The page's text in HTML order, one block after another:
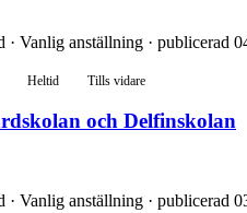
· Vanlig anställning · publicerad
Heltid Tills vidare
och Delfinskolan
· Vanlig anställning · publicerad